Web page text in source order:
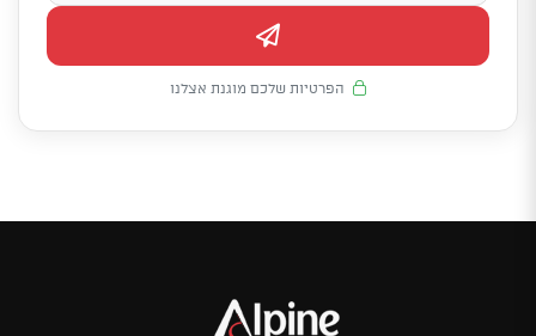
הפרטיות שלכם מוגנת אצלנו